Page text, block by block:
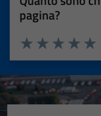
pagina?
Valuta
Valuta 3
Valuta 2 stelle
Valuta 1 stelle su 5